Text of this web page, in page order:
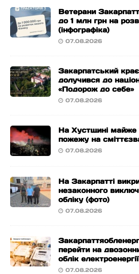
Ветерани
до 1 млн грн на
(інфографіка)
07.08.2026
Закарпатський
долучився до
«Подорож до себе»
07.08.2026
На Хустщині майже
пожежу на
07.08.2026
На Закарпатті
незаконного
обліку (фото)
07.08.2026
перейти на
облік електроенергії
07.08.2026